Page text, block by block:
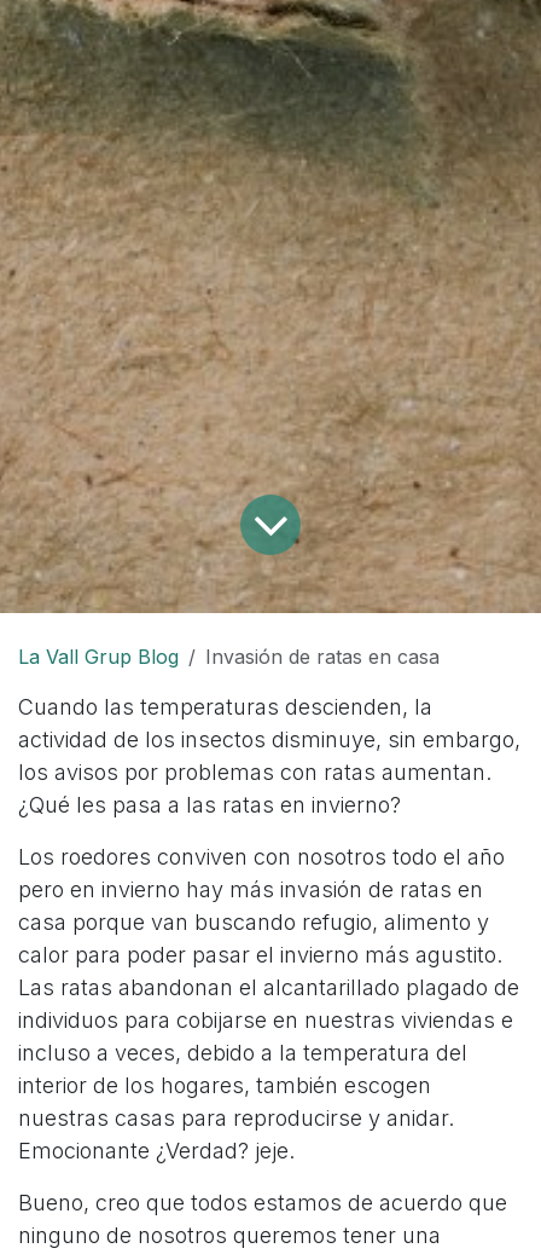
La Vall Grup Blog Invasión de ratas en casa
Cuando las temperaturas descienden, la
actividad de los insectos disminuye, sin embargo,
los avisos por problemas con ratas aumentan.
¿Qué les pasa a las ratas en invierno?
Los roedores conviven con nosotros todo el año
pero en invierno hay más invasión de ratas en
casa porque van buscando refugio, alimento y
calor para poder pasar el invierno más agustito.
Las ratas abandonan el alcantarillado plagado de
individuos para cobijarse en nuestras viviendas e
incluso a veces, debido a la temperatura del
interior de los hogares, también escogen
nuestras casas para reproducirse y anidar.
Emocionante ¿Verdad? jeje.
Bueno, creo que todos estamos de acuerdo que
ninguno de nosotros queremos tener una